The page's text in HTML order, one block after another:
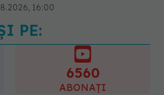
20:00
PE:
6560
ABONAȚI